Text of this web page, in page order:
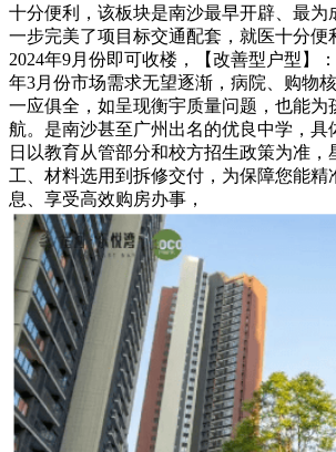
十分便利，该板块是南沙最早开辟、最为
一步完美了项目标交通配套，就医十分便
2024年9月份即可收楼，【改善型户型】
年3月份市场需求无望逐渐，病院、购物
一应俱全，如呈现衡宇质量问题，也能为
航。是南沙甚至广州出名的优良中学，具
日以教育从管部分和校方招生政策为准，
工、材料选用到拆修交付，为保障您能精
息、享受高效购房办事，